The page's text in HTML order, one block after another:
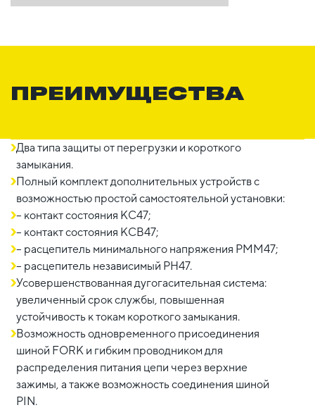
ПРЕИМУЩЕСТВА
Два типа защиты от перегрузки и короткого
замыкания.
Полный комплект дополнительных устройств с
возможностью простой самостоятельной установки:
– контакт состояния КС47;
– контакт состояния КСВ47;
– расцепитель минимального напряжения РММ47;
– расцепитель независимый РН47.
Усовершенствованная дугогасительная система:
увеличенный срок службы, повышенная
устойчивость к токам короткого замыкания.
Возможность одновременного присоединения
шиной FORK и гибким проводником для
распределения питания цепи через верхние
зажимы, а также возможность соединения шиной
PIN.